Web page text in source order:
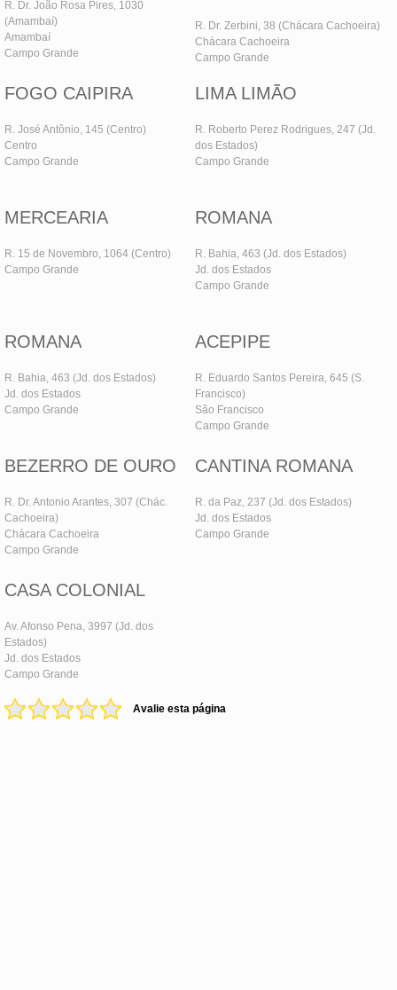
R. Dr. João Rosa Pires, 1030
(Amambaí)
Amambaí
Campo Grande
R. Dr. Zerbini, 38 (Chácara Cachoeira)
Chácara Cachoeira
Campo Grande
FOGO CAIPIRA
R. José Antônio, 145 (Centro)
Centro
Campo Grande
LIMA LIMÃO
R. Roberto Perez Rodrigues, 247 (Jd.
dos Estados)
Campo Grande
MERCEARIA
R. 15 de Novembro, 1064 (Centro)
Campo Grande
ROMANA
R. Bahia, 463 (Jd. dos Estados)
Jd. dos Estados
Campo Grande
ROMANA
R. Bahia, 463 (Jd. dos Estados)
Jd. dos Estados
Campo Grande
ACEPIPE
R. Eduardo Santos Pereira, 645 (S.
Francisco)
São Francisco
Campo Grande
BEZERRO DE OURO
R. Dr. Antonio Arantes, 307 (Chác.
Cachoeira)
Chácara Cachoeira
Campo Grande
CANTINA ROMANA
R. da Paz, 237 (Jd. dos Estados)
Jd. dos Estados
Campo Grande
CASA COLONIAL
Av. Afonso Pena, 3997 (Jd. dos
Estados)
Jd. dos Estados
Campo Grande
Avalie esta página